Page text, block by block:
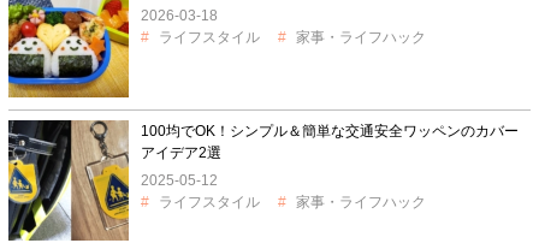
2026-03-18
ライフスタイル
家事・ライフハック
100均でOK！シンプル＆簡単な交通安全ワッペンのカバー
アイデア2選
2025-05-12
ライフスタイル
家事・ライフハック